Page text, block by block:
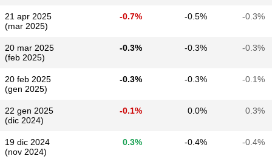
21 apr 2025
(mar 2025)
-0.7% -0.5% -0.3%
20 mar 2025
(feb 2025)
-0.3% -0.3% -0.3%
20 feb 2025
(gen 2025)
-0.3% -0.3% -0.1%
22 gen 2025
(dic 2024)
-0.1% 0.0% 0.3%
19 dic 2024
(nov 2024)
0.3% -0.4% -0.4%